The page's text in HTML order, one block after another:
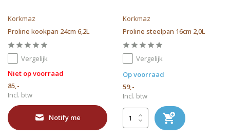
Korkmaz
Proline kookpan 24cm 6,2L
Vergelijk
Niet op voorraad
85,-
Incl. btw
Notify me
Korkmaz
Proline steelpan 16cm 2,0L
Vergelijk
Op voorraad
59,-
Incl. btw